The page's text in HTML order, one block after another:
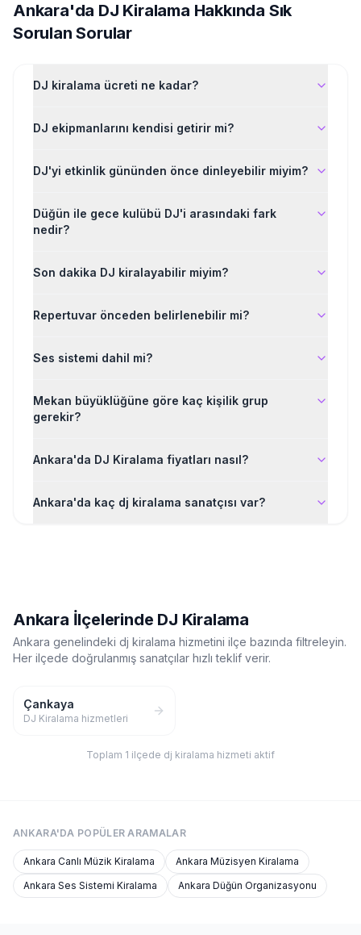
Ankara'da DJ Kiralama Hakkında Sık
Sorulan Sorular
DJ kiralama ücreti ne kadar?
DJ ekipmanlarını kendisi getirir mi?
DJ'yi etkinlik gününden önce dinleyebilir miyim?
Düğün ile gece kulübü DJ'i arasındaki fark
nedir?
Son dakika DJ kiralayabilir miyim?
Repertuvar önceden belirlenebilir mi?
Ses sistemi dahil mi?
Mekan büyüklüğüne göre kaç kişilik grup
gerekir?
Ankara'da DJ Kiralama fiyatları nasıl?
Ankara'da kaç dj kiralama sanatçısı var?
Ankara İlçelerinde DJ Kiralama
Ankara genelindeki dj kiralama hizmetini ilçe bazında filtreleyin.
Her ilçede doğrulanmış sanatçılar hızlı teklif verir.
Çankaya
DJ Kiralama hizmetleri
Toplam 1 ilçede dj kiralama hizmeti aktif
ANKARA'DA POPÜLER ARAMALAR
Ankara Canlı Müzik Kiralama Ankara Müzisyen Kiralama
Ankara Ses Sistemi Kiralama Ankara Düğün Organizasyonu